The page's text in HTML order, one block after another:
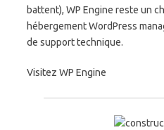
battent), WP Engine reste un
hébergement WordPress
de support technique.
Visitez WP Engine